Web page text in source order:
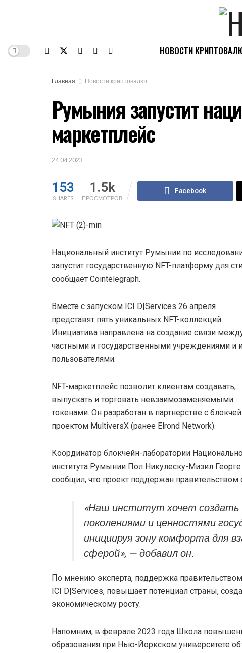
НОВОСТИ
Главная
Новости криптовалют
Румыния запустит
маркетплейс
24.04.2023
153
SHARES
1.5k
ПРОСМОТРОВ
Facebook
Национальный институт Румынии по
запустит государственную NFT-платформу для
сообщает Cointelegraph.
Вместе с запуском ICI D|Services 26 апреля
представят пять уникальных NFT-коллекций.
Инициатива направлена на создание связи
частными и государственными учреждениями и
пользователями.
NFT-маркетплейс позволит клиентам создавать,
выпускать и торговать невзаимозаменяемыми
токенами. Он разработан в партнерстве с
проектом MultiversX (ранее Elrond Network).
Координатор блокчейн-лаборатории
института Румынии Пол Никулеску-Мизил Георге
сообщил, что проект поддержан правительством
«Наш институт хочет
поколениями и ценностями
инициируя зону комфорта для
сферой», — добавил он.
По мнению эксперта, поддержка
ICI D|Services, повышает потенциал страны,
экономическому росту.
Напомним, в феврале 2023 года Школа
образования при Нью-Йоркском университете